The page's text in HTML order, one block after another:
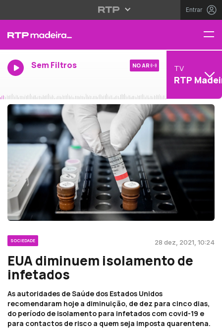
Entrar
Sem Filtros NO AR TV
RTP
SOCIEDADE 28 dez, 2021, 10:24
EUA diminuem isolamento de
infetados
As autoridades de Saúde dos Estados Unidos
recomendaram hoje a diminuição, de dez para cinco dias,
do período de isolamento para infetados com covid-19 e
para contactos de risco a quem seja imposta quarentena.